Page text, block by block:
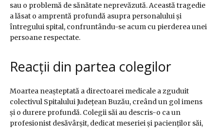
sau o problemă de sănătate neprevăzută. Această tragedie
a lăsat o amprentă profundă asupra personalului și
întregului spital, confruntându-se acum cu pierderea unei
persoane respectate.
Reacții din partea colegilor
Moartea neașteptată a directoarei medicale a zguduit
colectivul Spitalului Județean Buzău, creând un gol imens
și o durere profundă. Colegii săi au descris-o ca un
profesionist desăvârșit, dedicat meseriei și pacienților săi,